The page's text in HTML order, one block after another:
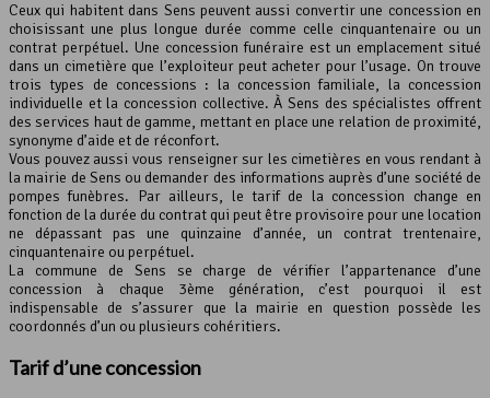
Ceux qui habitent dans Sens peuvent aussi convertir une concession en
choisissant une plus longue durée comme celle cinquantenaire ou un
contrat perpétuel. Une concession funéraire est un emplacement situé
dans un cimetière que l’exploiteur peut acheter pour l’usage. On trouve
trois types de concessions : la concession familiale, la concession
individuelle et la concession collective. À Sens des spécialistes offrent
des services haut de gamme, mettant en place une relation de proximité,
synonyme d’aide et de réconfort.
Vous pouvez aussi vous renseigner sur les cimetières en vous rendant à
la mairie de Sens ou demander des informations auprès d’une société de
pompes funèbres. Par ailleurs, le tarif de la concession change en
fonction de la durée du contrat qui peut être provisoire pour une location
ne dépassant pas une quinzaine d’année, un contrat trentenaire,
cinquantenaire ou perpétuel.
La commune de Sens se charge de vérifier l’appartenance d’une
concession à chaque 3ème génération, c’est pourquoi il est
indispensable de s’assurer que la mairie en question possède les
coordonnés d’un ou plusieurs cohéritiers.
Tarif d’une concession